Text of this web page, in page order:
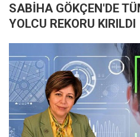
SABİHA GÖKÇEN'DE
YOLCU REKORU KIRILDI